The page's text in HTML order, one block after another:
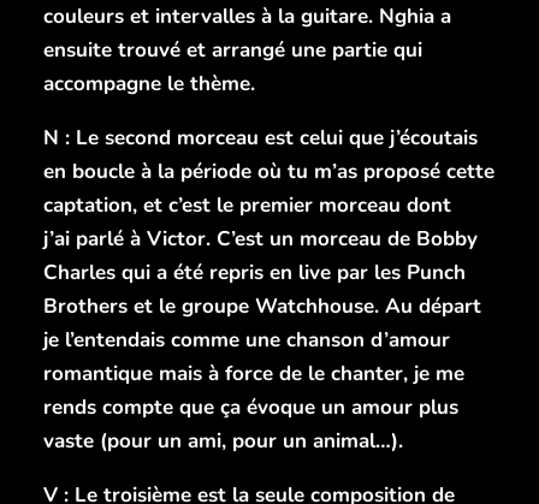
couleurs et intervalles à la guitare. Nghia a
ensuite trouvé et arrangé une partie qui
accompagne le thème.
N : Le second morceau est celui que j’écoutais
en boucle à la période où tu m’as proposé cette
captation, et c’est le premier morceau dont
j’ai parlé à Victor. C’est un morceau de Bobby
Charles qui a été repris en live par les Punch
Brothers et le groupe Watchhouse. Au départ
je l’entendais comme une chanson d’amour
romantique mais à force de le chanter, je me
rends compte que ça évoque un amour plus
vaste (pour un ami, pour un animal…).
V : Le troisième est la seule composition de